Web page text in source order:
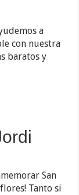
a
con nuestra
baratos y
San
Tanto si